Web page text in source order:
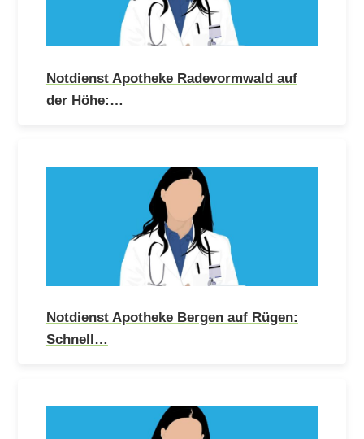
Notdienst Apotheke Radevormwald auf
der Höhe:…
Notdienst Apotheke Bergen auf Rügen:
Schnell…